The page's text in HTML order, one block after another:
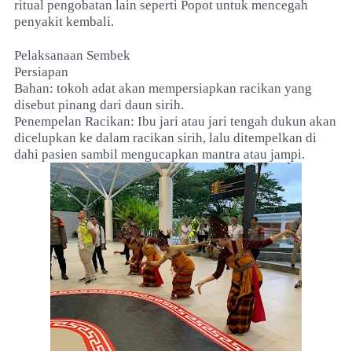
ritual pengobatan lain seperti Popot untuk mencegah
penyakit kembali.
Pelaksanaan Sembek
Persiapan
Bahan: tokoh adat akan mempersiapkan racikan yang
disebut pinang dari daun sirih.
Penempelan Racikan: Ibu jari atau jari tengah dukun akan
dicelupkan ke dalam racikan sirih, lalu ditempelkan di
dahi pasien sambil mengucapkan mantra atau jampi.